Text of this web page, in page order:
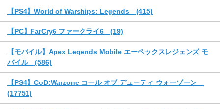
【PS4】World of Warships: Legends (415)
【PC】FarCry6 ファークライ6 (19)
【モバイル】Apex Legends Mobile エーペックスレジェンズ モ
バイル (586)
【PS4】CoD:Warzone コール オブ デューティ ウォーゾーン
(17751)